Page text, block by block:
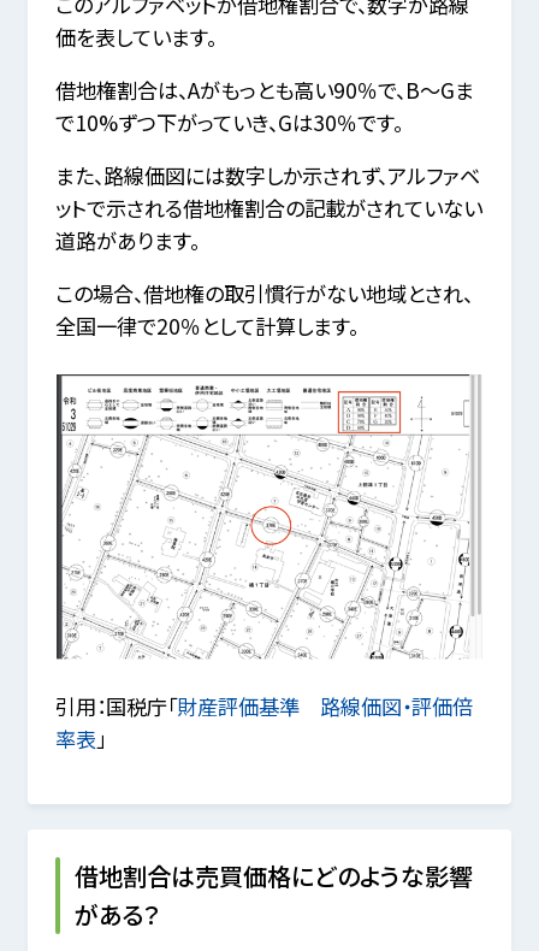
価を表しています。
借地権割合は、Aがもっとも高い90％で、B～Gま
で10%ずつ下がっていき、Gは30％です。
また、路線価図には数字しか示されず、アルファベ
ットで示される借地権割合の記載がされていない
道路があります。
この場合、借地権の取引慣行がない地域とされ、
全国一律で20％として計算します。
引用：国税庁「財産評価基準 路線価図・評価倍
率表」
借地割合は売買価格にどのような影響
がある？